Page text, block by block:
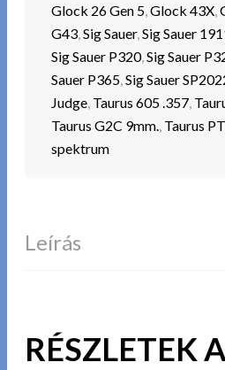
Glock 26 Gen 5 ,Glock 43X ,
G43 ,Sig Sauer,Sig Sauer
Sig Sauer P320,Sig Sauer
Sauer P365 ,Sig Sauer
Judge Taurus 605 .357
Taurus G2C 9mm. Taurus
spektrum
Leírás
RÉSZLETEK